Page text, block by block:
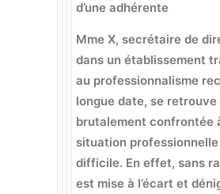
d’une adhérente
Mme X, secrétaire de
dans un établissement
au professionnalisme
longue date, se retrouve
brutalement confrontée
situation
difficile. En effet, sans
est mise à l’écart et